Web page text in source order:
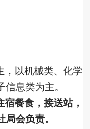
，以机械类、化学
息类为主。
餐食，接送站，
会负责。